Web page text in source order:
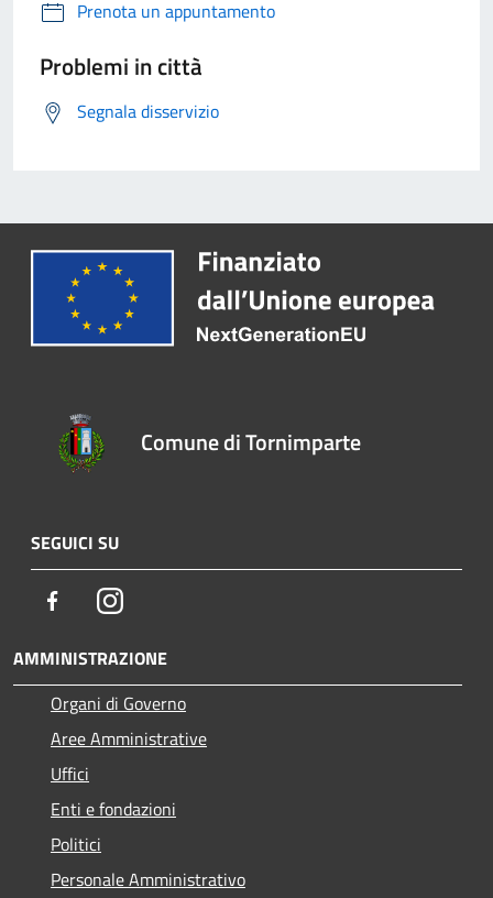
Prenota un appuntamento
Problemi in città
Segnala disservizio
Comune di Tornimparte
SEGUICI SU
FacebookInstagram
AMMINISTRAZIONE
Organi di Governo
Aree Amministrative
Uffici
Enti e fondazioni
Politici
Personale Amministrativo